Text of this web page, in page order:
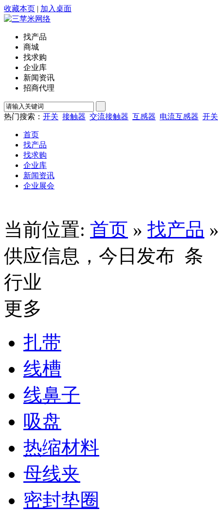
收藏本页 | 加入桌面
找产品
商城
找求购
企业库
新闻资讯
招商代理
热门搜索： 开关 接触器 交流接触器 互感器 电流互感器 开
首页
找产品
找求购
企业库
新闻资讯
企业展会
当前位置: 首页 » 找产品
供应信息，今日发布 条
行业
更多
扎带
线槽
线鼻子
吸盘
热缩材料
母线夹
密封垫圈